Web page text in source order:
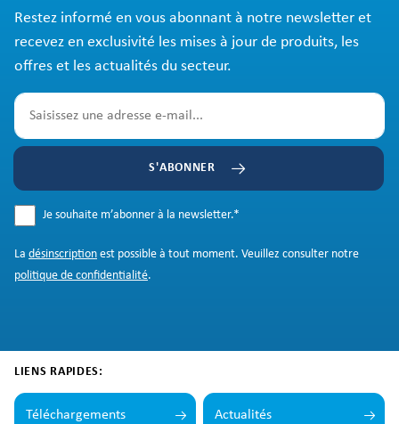
Restez informé en vous abonnant à notre newsletter et
recevez en exclusivité les mises à jour de produits, les
offres et les actualités du secteur.
S'ABONNER
Je souhaite m’abonner à la newsletter.*
La désinscription est possible à tout moment. Veuillez consulter notre
politique de confidentialité.
LIENS RAPIDES:
Téléchargements Actualités